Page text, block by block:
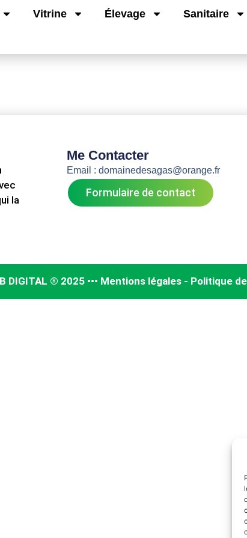
Vitrine Élevage Sanitaire
la
Me Contacter
Email : domainedesagas@orange.fr
Formulaire de contact
DIGITAL ® 2025 ••• Mentions légales - Politique